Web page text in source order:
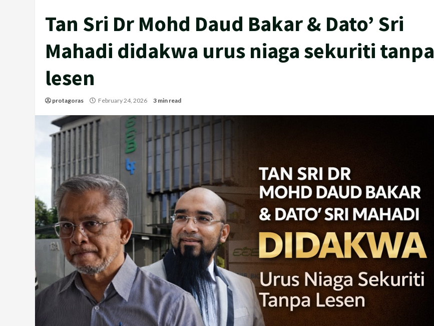
Tan Sri Dr Mohd Daud Bakar & Dato’ Sri
Mahadi didakwa urus niaga sekuriti tanpa
lesen
protagoras February 24, 2026 3 min read